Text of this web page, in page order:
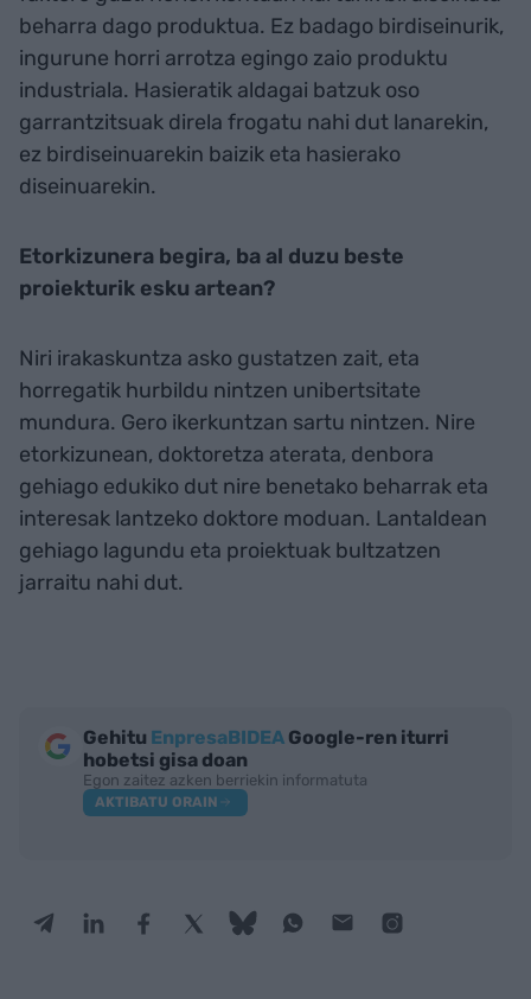
beharra dago produktua. Ez badago birdiseinurik,
ingurune horri arrotza egingo zaio produktu
industriala. Hasieratik aldagai batzuk oso
garrantzitsuak direla frogatu nahi dut lanarekin,
ez birdiseinuarekin baizik eta hasierako
diseinuarekin.
Etorkizunera begira, ba al duzu beste
proiekturik esku artean?
Niri irakaskuntza asko gustatzen zait, eta
horregatik hurbildu nintzen unibertsitate
mundura. Gero ikerkuntzan sartu nintzen. Nire
etorkizunean, doktoretza aterata, denbora
gehiago edukiko dut nire benetako beharrak eta
interesak lantzeko doktore moduan. Lantaldean
gehiago lagundu eta proiektuak bultzatzen
jarraitu nahi dut.
Gehitu EnpresaBIDEA Google-ren iturri
hobetsi gisa doan
Egon zaitez azken berriekin informatuta
AKTIBATU ORAIN